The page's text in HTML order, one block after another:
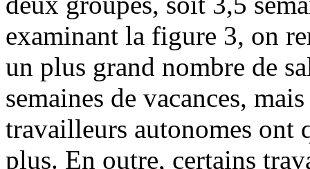
examinant la figure 3, on
un plus grand nombre de
semaines de vacances,
travailleurs autonomes ont
plus. En outre, certains